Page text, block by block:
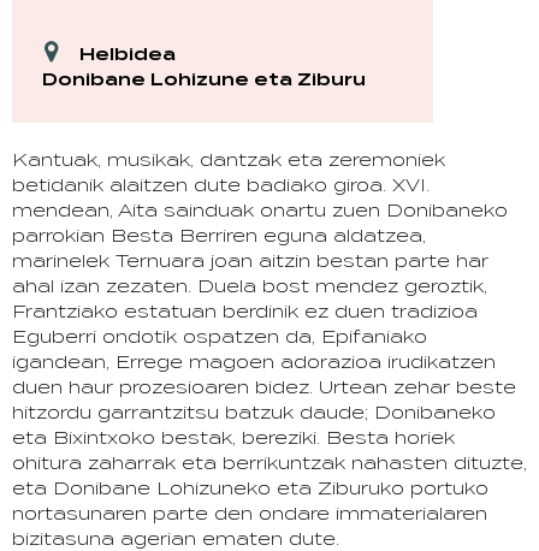
Helbidea
Donibane Lohizune eta Ziburu
Kantuak, musikak, dantzak eta zeremoniek
betidanik alaitzen dute badiako giroa. XVI.
mendean, Aita sainduak onartu zuen Donibaneko
parrokian Besta Berriren eguna aldatzea,
marinelek Ternuara joan aitzin bestan parte har
ahal izan zezaten. Duela bost mendez geroztik,
Frantziako estatuan berdinik ez duen tradizioa
Eguberri ondotik ospatzen da, Epifaniako
igandean, Errege magoen adorazioa irudikatzen
duen haur prozesioaren bidez. Urtean zehar beste
hitzordu garrantzitsu batzuk daude; Donibaneko
eta Bixintxoko bestak, bereziki. Besta horiek
ohitura zaharrak eta berrikuntzak nahasten dituzte,
eta Donibane Lohizuneko eta Ziburuko portuko
nortasunaren parte den ondare immaterialaren
bizitasuna agerian ematen dute.